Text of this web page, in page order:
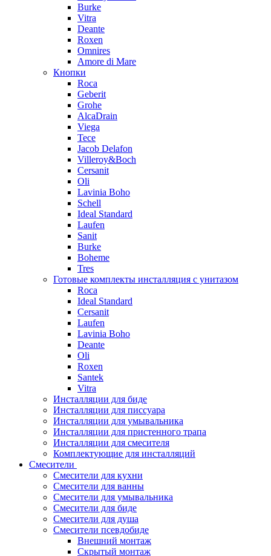
Burke
Vitra
Deante
Roxen
Omnires
Amore di Mare
Кнопки
Roca
Geberit
Grohe
AlcaDrain
Viega
Tece
Jacob Delafon
Villeroy&Boch
Cersanit
Oli
Lavinia Boho
Schell
Ideal Standard
Laufen
Sanit
Burke
Boheme
Tres
Готовые комплекты инсталляция с унитазом
Roca
Ideal Standard
Cersanit
Laufen
Lavinia Boho
Deante
Oli
Roxen
Santek
Vitra
Инсталляции для биде
Инсталляции для писсуара
Инсталляции для умывальника
Инсталляции для пристенного трапа
Инсталляции для смесителя
Комплектующие для инсталляций
Смесители
Смесители для кухни
Смесители для ванны
Смесители для умывальника
Смесители для биде
Смесители для душа
Смесители псевдобиде
Внешний монтаж
Скрытый монтаж